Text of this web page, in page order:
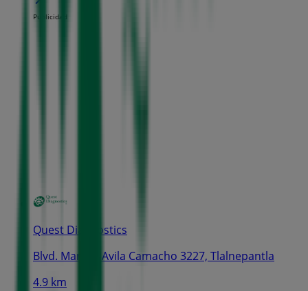
Publicidad
Quest Diagnostics
Blvd. Manuel Avila Camacho 3227, Tlalnepantla
4.9 km